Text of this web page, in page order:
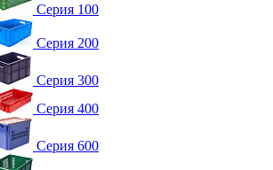
Серия 100
Серия 200
Серия 300
Серия 400
Серия 600